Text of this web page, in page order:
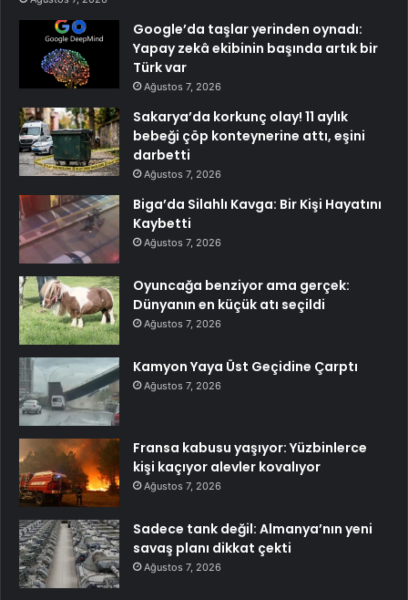
Google’da taşlar yerinden oynadı:
Yapay zekâ ekibinin başında artık bir
Türk var
Ağustos 7, 2026
Sakarya’da korkunç olay! 11 aylık
bebeği çöp konteynerine attı, eşini
darbetti
Ağustos 7, 2026
Biga’da Silahlı Kavga: Bir Kişi Hayatını
Kaybetti
Ağustos 7, 2026
Oyuncağa benziyor ama gerçek:
Dünyanın en küçük atı seçildi
Ağustos 7, 2026
Kamyon Yaya Üst Geçidine Çarptı
Ağustos 7, 2026
Fransa kabusu yaşıyor: Yüzbinlerce
kişi kaçıyor alevler kovalıyor
Ağustos 7, 2026
Sadece tank değil: Almanya’nın yeni
savaş planı dikkat çekti
Ağustos 7, 2026